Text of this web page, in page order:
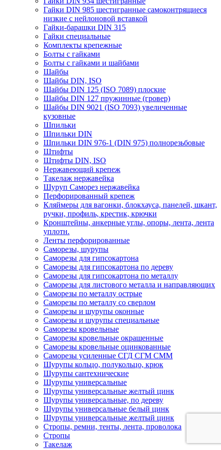
Гайки DIN 985 шестигранные самоконтрящиеся
низкие с нейлоновой вставкой
Гайки-барашки DIN 315
Гайки специальные
Комплекты крепежные
Болты с гайками
Болты с гайками и шайбами
Шайбы
Шайбы DIN, ISO
Шайбы DIN 125 (ISO 7089) плоские
Шайбы DIN 127 пружинные (гровер)
Шайбы DIN 9021 (ISO 7093) увеличенные
кузовные
Шпильки
Шпильки DIN
Шпильки DIN 976-1 (DIN 975) полнорезьбовые
Штифты
Штифты DIN, ISO
Нержавеющий крепеж
Такелаж нержавейка
Шуруп Саморез нержавейка
Перфорированный крепеж
Кляймеры для вагонки, блокхауса, панелей, шкант,
ручки, профиль, крестик, крючки
Кронштейны, анкерные углы, опоры, лента, лента
уплотн.
Ленты перфорированные
Саморезы, шурупы
Саморезы для гипсокартона
Саморезы для гипсокартона по дереву
Саморезы для гипсокартона по металлу
Саморезы для листового металла и направляющих
Саморезы по металлу острые
Саморезы по металлу со сверлом
Саморезы и шурупы оконные
Саморезы и шурупы специальные
Саморезы кровельные
Саморезы кровельные окрашенные
Саморезы кровельные оцинкованные
Саморезы усиленные СГД СГМ СММ
Шурупы кольцо, полукольцо, крюк
Шурупы сантехнические
Шурупы универсальные
Шурупы универсальные желтый цинк
Шурупы универсальные, по дереву
Шурупы универсальные белый цинк
Шурупы универсальные желтый цинк
Стропы, ремни, тенты, лента, проволока
Стропы
Такелаж